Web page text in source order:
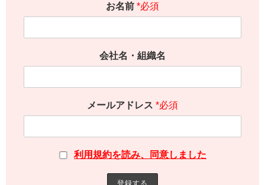
お名前 *必須
会社名・組織名
メールアドレス *必須
利用規約を読み、同意しました